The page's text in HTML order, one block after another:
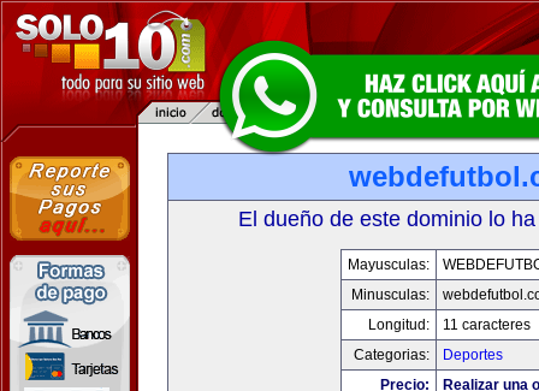
El dueño de este dominio lo
Mayusculas:
Minusculas:
Longitud:
11 caracteres
Categorias:
Deportes
Precio:
Realizar una